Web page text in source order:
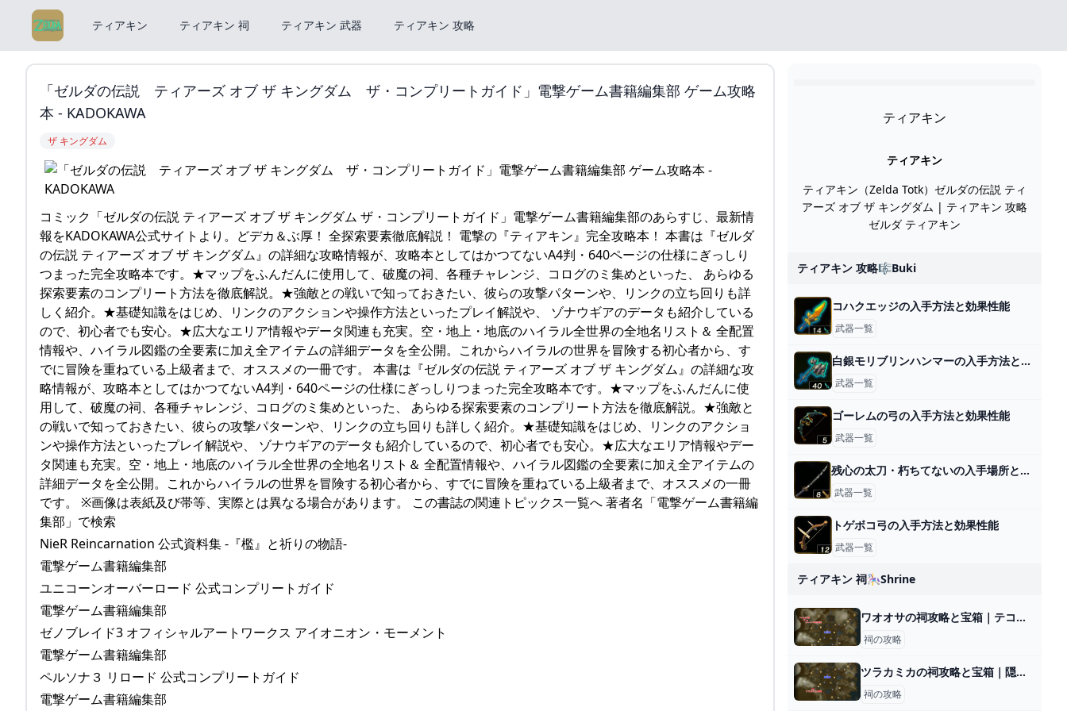
ティアキン ティアキン 祠 ティアキン 武器 ティアキン 攻略
「ゼルダの伝説 ティアーズ オブ ザ キングダム ザ・コンプリートガイド」電撃ゲーム書籍編集部 ゲーム攻略
本 - KADOKAWA
ザ キングダム
コミック「ゼルダの伝説 ティアーズ オブ ザ キングダム ザ・コンプリートガイド」電撃ゲーム書籍編集部のあらすじ、最新情
報をKADOKAWA公式サイトより。どデカ＆ぶ厚！ 全探索要素徹底解説！ 電撃の『ティアキン』完全攻略本！ 本書は『ゼルダ
の伝説 ティアーズ オブ ザ キングダム』の詳細な攻略情報が、攻略本としてはかつてないA4判・640ページの仕様にぎっしり
つまった完全攻略本です。★マップをふんだんに使用して、破魔の祠、各種チャレンジ、コログのミ集めといった、 あらゆる
探索要素のコンプリート方法を徹底解説。★強敵との戦いで知っておきたい、彼らの攻撃パターンや、リンクの立ち回りも詳
しく紹介。★基礎知識をはじめ、リンクのアクションや操作方法といったプレイ解説や、 ゾナウギアのデータも紹介している
ので、初心者でも安心。★広大なエリア情報やデータ関連も充実。空・地上・地底のハイラル全世界の全地名リスト＆ 全配置
情報や、ハイラル図鑑の全要素に加え全アイテムの詳細データを全公開。これからハイラルの世界を冒険する初心者から、す
でに冒険を重ねている上級者まで、オススメの一冊です。 本書は『ゼルダの伝説 ティアーズ オブ ザ キングダム』の詳細な攻
略情報が、攻略本としてはかつてないA4判・640ページの仕様にぎっしりつまった完全攻略本です。★マップをふんだんに使
用して、破魔の祠、各種チャレンジ、コログのミ集めといった、 あらゆる探索要素のコンプリート方法を徹底解説。★強敵と
の戦いで知っておきたい、彼らの攻撃パターンや、リンクの立ち回りも詳しく紹介。★基礎知識をはじめ、リンクのアクショ
ンや操作方法といったプレイ解説や、 ゾナウギアのデータも紹介しているので、初心者でも安心。★広大なエリア情報やデー
タ関連も充実。空・地上・地底のハイラル全世界の全地名リスト＆ 全配置情報や、ハイラル図鑑の全要素に加え全アイテムの
詳細データを全公開。これからハイラルの世界を冒険する初心者から、すでに冒険を重ねている上級者まで、オススメの一冊
です。 ※画像は表紙及び帯等、実際とは異なる場合があります。 この書誌の関連トピックス一覧へ 著者名「電撃ゲーム書籍編
集部」で検索
NieR Reincarnation 公式資料集 -『檻』と祈りの物語-
電撃ゲーム書籍編集部
ユニコーンオーバーロード 公式コンプリートガイド
電撃ゲーム書籍編集部
ゼノブレイド3 オフィシャルアートワークス アイオニオン・モーメント
電撃ゲーム書籍編集部
ペルソナ３ リロード 公式コンプリートガイド
電撃ゲーム書籍編集部
ティアキン
ティアキン
ティアキン（Zelda Totk）ゼルダの伝説 ティ
アーズ オブ ザ キングダム | ティアキン 攻略
ゼルダ ティアキン
ティアキン 攻略🎼buki
コハクエッジの入手方法と効果性能
武器一覧
白銀モリブリンハンマーの入手方法と効果性能
武器一覧
ゴーレムの弓の入手方法と効果性能
武器一覧
残心の太刀・朽ちてないの入手場所と効果
武器一覧
トゲボコ弓の入手方法と効果性能
武器一覧
ティアキン 祠🎠shrine
ワオオサの祠攻略と宝箱｜テコのちから
祠の攻略
ツラカミカの祠攻略と宝箱｜隠されし鉄
祠の攻略